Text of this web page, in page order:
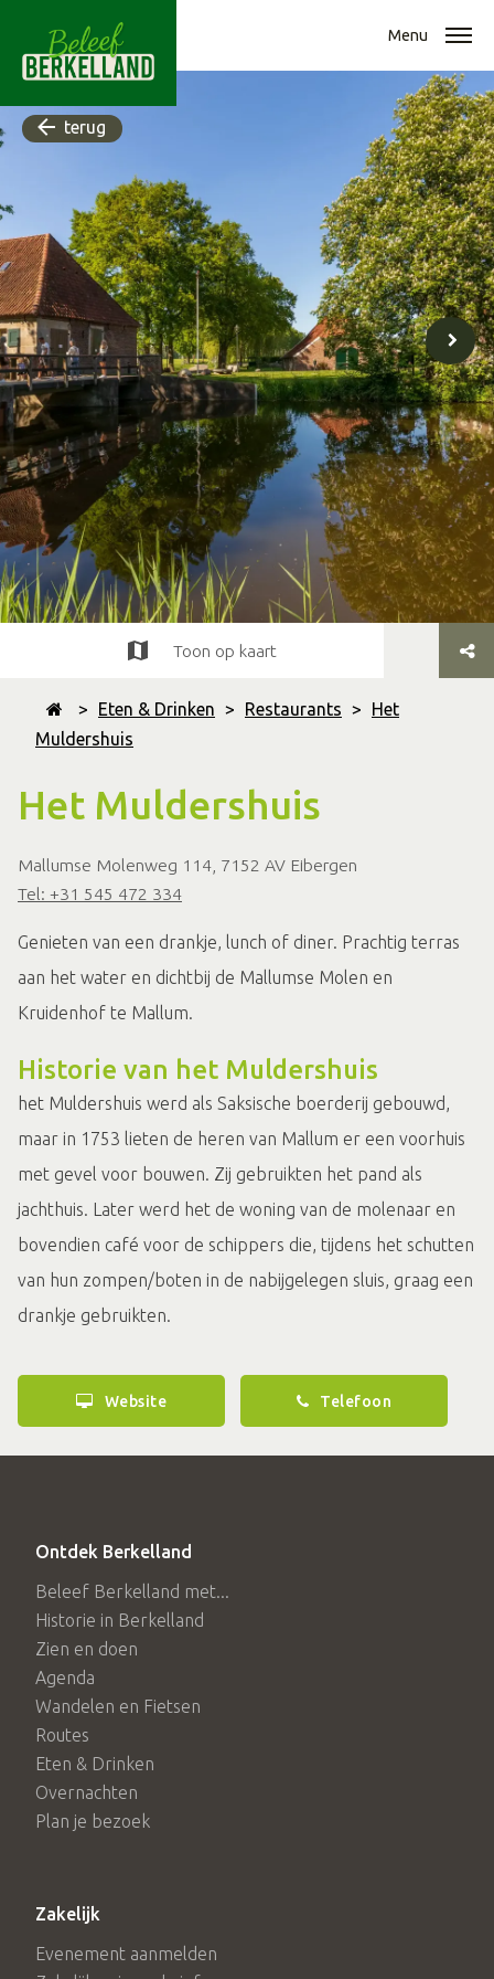
Menu
terug
> Eten & Drinken > Restaurants >
Het
Muldershuis
Het Muldershuis
Mallumse Molenweg 114, 7152 AV Eibergen
Tel: +31 545 472 334
Toon op kaart
Genieten van een drankje, lunch of diner. Prachtig terras
aan het water en dichtbij de Mallumse Molen en
Kruidenhof te Mallum.
Historie van het Muldershuis
het Muldershuis werd als Saksische boerderij gebouwd,
maar in 1753 lieten de heren van Mallum er een voorhuis
met gevel voor bouwen. Zij gebruikten het pand als
jachthuis. Later werd het de woning van de molenaar en
bovendien café voor de schippers die, tijdens het schutten
van hun zompen/boten in de nabijgelegen sluis, graag een
drankje gebruikten.
Website Telefoon
Ontdek Berkelland
Beleef Berkelland met...
Historie in Berkelland
Zien en doen
Agenda
Wandelen en Fietsen
Routes
Eten & Drinken
Overnachten
Plan je bezoek
Zakelijk
Evenement aanmelden